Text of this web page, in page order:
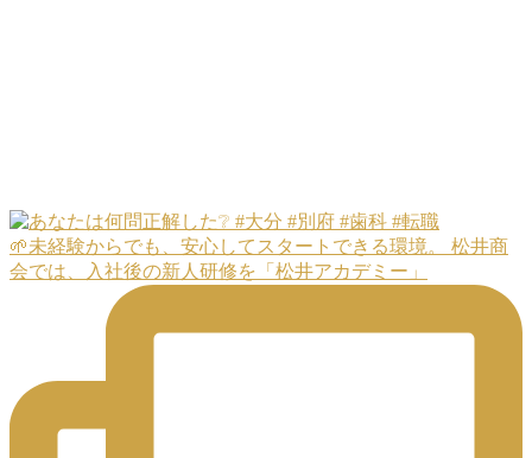
🌱未経験からでも、安心してスタートできる環境。 松井商
会では、入社後の新人研修を「松井アカデミー」